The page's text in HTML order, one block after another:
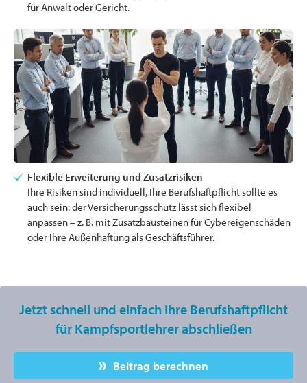
für Anwalt oder Gericht.
Flexible Erweiterung und Zusatzrisiken
Ihre Risiken sind individuell, Ihre Berufshaftpflicht sollte es
auch sein: der Versicherungsschutz lässt sich flexibel
anpassen – z. B. mit Zusatzbausteinen für Cybereigenschäden
oder Ihre Außenhaftung als Geschäftsführer.
Jetzt schnell und einfach Ihre Berufshaftpflicht
für Kampfsportlehrer abschließen
Beitrag berechnen